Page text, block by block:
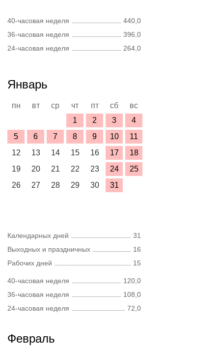
40-часовая неделя
440,0
36-часовая неделя
396,0
24-часовая неделя
264,0
Январь
пн вт ср чт пт сб
вс
1
2 3
4
5
6 7 8 9 10
11
12
13 14 15 16 17
18
19
20 21 22 23 24
25
26
27 28 29 30 31
Календарных дней
31
Выходных и праздничных
16
Рабочих дней
15
40-часовая неделя
120,0
36-часовая неделя
108,0
24-часовая неделя
72,0
Февраль